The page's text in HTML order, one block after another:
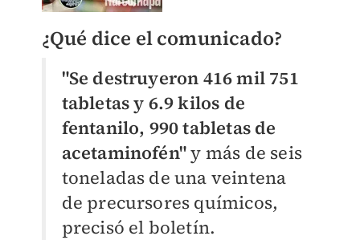
¿Qué dice el comunicado?
"Se destruyeron 416 mil 751
tabletas y 6.9 kilos de
fentanilo, 990 tabletas de
acetaminofén"y más de seis
toneladas de una veintena
de precursores químicos,
precisó el boletín.